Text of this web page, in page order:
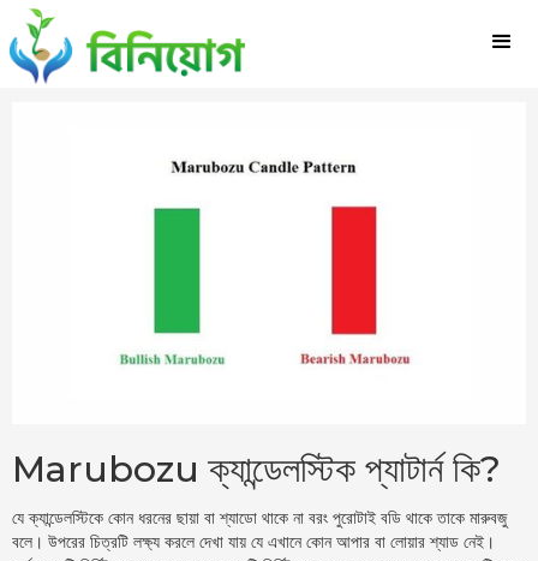
Marubozu ক্যান্ডেলস্টিক প্যাটার্ন কি?
যে ক্যান্ডেলস্টিকে কোন ধরনের ছায়া বা শ্যাডো থাকে না বরং পুরোটাই বডি থাকে তাকে মারুবজু
বলে। উপরের চিত্রটি লক্ষ্য করলে দেখা যায় যে এখানে কোন আপার বা লোয়ার শ্যাড নেই।